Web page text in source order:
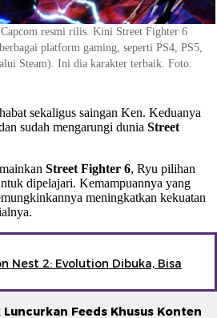
resmi rilis. Kini Street Fighter 6
platform gaming, seperti PS4, PS5,
Steam). Ini dia karakter terbaik. Foto:
sekaligus saingan Ken. Keduanya
sudah mengarungi dunia Street
Street Fighter 6, Ryu pilihan
dipelajari. Kemampuannya yang
meningkatkan kekuatan
Nest 2: Evolution Dibuka, Bisa
Feeds Khusus Konten